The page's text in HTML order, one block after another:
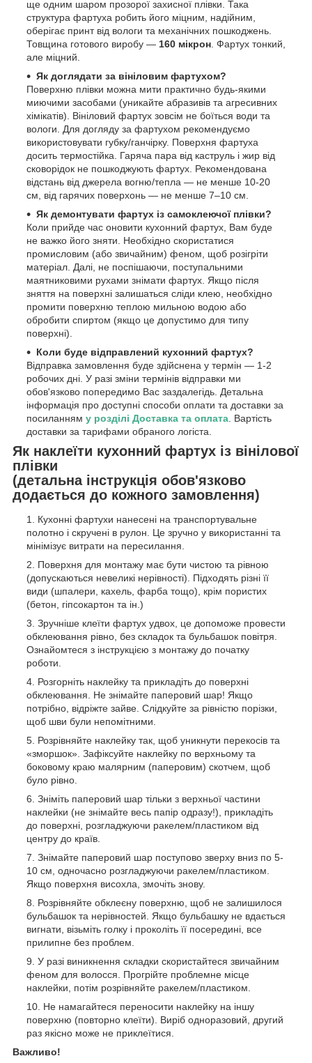
ще одним шаром прозорої захисної плівки. Така
структура фартуха робить його міцним, надійним,
оберігає принт від вологи та механічних пошкоджень.
Товщина готового виробу — 160 мікрон . Фартух тонкий,
але міцний.
Як доглядати за вініловим фартухом?
Поверхню плівки можна мити практично будь-якими
миючими засобами (уникайте абразивів та агресивних
хімікатів). Вініловий фартух зовсім не боїться води та
вологи. Для догляду за фартухом рекомендуємо
використовувати губку/ганчірку. Поверхня фартуха
досить термостійка. Гаряча пара від каструль і жир від
сковорідок не пошкоджують фартух. Рекомендована
відстань від джерела вогню/тепла — не менше 10-20
см, від гарячих поверхонь — не менше 7–10 см.
Як демонтувати фартух із самоклеючої плівки?
Коли прийде час оновити кухонний фартух, Вам буде
не важко його зняти. Необхідно скористатися
промисловим (або звичайним) феном, щоб розігріти
матеріал. Далі, не поспішаючи, поступальними
маятниковими рухами знімати фартух. Якщо після
зняття на поверхні залишаться сліди клею, необхідно
промити поверхню теплою мильною водою або
обробити спиртом (якщо це допустимо для типу
поверхні).
Коли буде відправлений кухонний фартух?
Відправка замовлення буде здійснена у термін — 1-2
робочих дні. У разі зміни термінів відправки ми
обов'язково попередимо Вас заздалегідь. Детальна
інформація про доступні способи оплати та доставки за
посиланням у розділі Доставка та оплата . Вартість
доставки за тарифами обраного логіста.
Як наклеїти кухонний фартух із вінілової
плівки
(детальна інструкція обов'язково
додається до кожного замовлення)
Кухонні фартухи нанесені на транспортувальне
полотно і скручені в рулон. Це зручно у використанні та
мінімізує витрати на пересилання.
Поверхня для монтажу має бути чистою та рівною
(допускаються невеликі нерівності). Підходять різні її
види (шпалери, кахель, фарба тощо), крім пористих
(бетон, гіпсокартон та ін.)
Зручніше клеїти фартух удвох, це допоможе провести
обклеювання рівно, без складок та бульбашок повітря.
Ознайомтеся з інструкцією з монтажу до початку
роботи.
Розгорніть наклейку та прикладіть до поверхні
обклеювання. Не знімайте паперовий шар! Якщо
потрібно, відріжте зайве. Слідкуйте за рівністю порізки,
щоб шви були непомітними.
Розрівняйте наклейку так, щоб уникнути перекосів та
«зморшок». Зафіксуйте наклейку по верхньому та
боковому краю малярним (паперовим) скотчем, щоб
було рівно.
Зніміть паперовий шар тільки з верхньої частини
наклейки (не знімайте весь папір одразу!), прикладіть
до поверхні, розгладжуючи ракелем/пластиком від
центру до країв.
Знімайте паперовий шар поступово зверху вниз по 5-
10 см, одночасно розгладжуючи ракелем/пластиком.
Якщо поверхня висохла, змочіть знову.
Розрівняйте обклеєну поверхню, щоб не залишилося
бульбашок та нерівностей. Якщо бульбашку не вдається
вигнати, візьміть голку і проколіть її посередині, все
прилипне без проблем.
У разі виникнення складки скористайтеся звичайним
феном для волосся. Прогрійте проблемне місце
наклейки, потім розрівняйте ракелем/пластиком.
Не намагайтеся переносити наклейку на іншу
поверхню (повторно клеїти). Виріб одноразовий, другий
раз якісно може не приклеїтися.
Важливо!